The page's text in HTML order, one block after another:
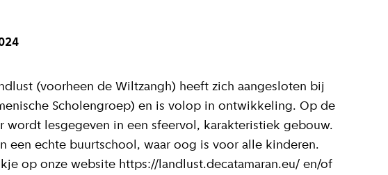
(voorheen de Wiltzangh) heeft zich aangesloten bij
Scholengroep) en is volop in ontwikkeling. Op de
wordt lesgegeven in een sfeervol, karakteristiek gebouw.
een echte buurtschool, waar oog is voor alle kinderen.
op onze website https://landlust.decatamaran.eu/ en/of